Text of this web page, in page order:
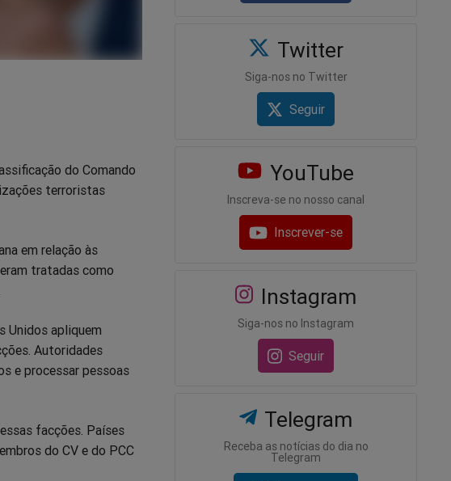
do Comando
terroristas
em relação às
tratadas como
Unidos apliquem
Autoridades
e processar pessoas
facções. Países
do CV e do PCC
Twitter
Siga-nos no Twitter
Seguir
YouTube
Inscreva-se no nosso canal
Inscrever-se
Instagram
Siga-nos no Instagram
Seguir
Telegram
Receba as notícias do dia no
Telegram